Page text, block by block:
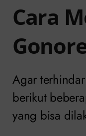
Cara
Agar
berikut
yang bisa